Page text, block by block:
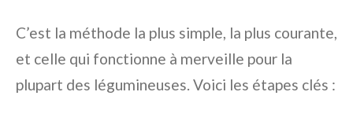
C’est la méthode la plus simple, la plus courante,
et celle qui fonctionne à merveille pour la
plupart des légumineuses. Voici les étapes clés :